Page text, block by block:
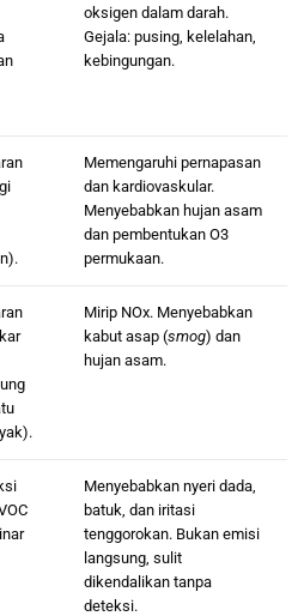
oksigen dalam darah.
Gejala: pusing, kelelahan,
kebingungan.
Memengaruhi pernapasan
dan kardiovaskular.
Menyebabkan hujan asam
dan pembentukan O3
permukaan.
Mirip NOx. Menyebabkan
kabut asap (smog) dan
hujan asam.
Menyebabkan nyeri dada,
batuk, dan iritasi
tenggorokan. Bukan emisi
langsung, sulit
dikendalikan tanpa
deteksi.